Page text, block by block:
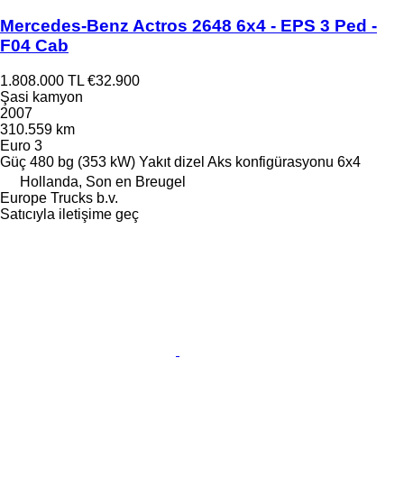
Mercedes-Benz Actros 2648 6x4 - EPS 3 Ped -
F04 Cab
1.808.000 TL €32.900
Şasi kamyon
2007
310.559 km
Euro 3
Güç 480 bg (353 kW) Yakıt dizel Aks konfigürasyonu 6x4
Hollanda, Son en Breugel
Europe Trucks b.v.
Satıcıyla iletişime geç